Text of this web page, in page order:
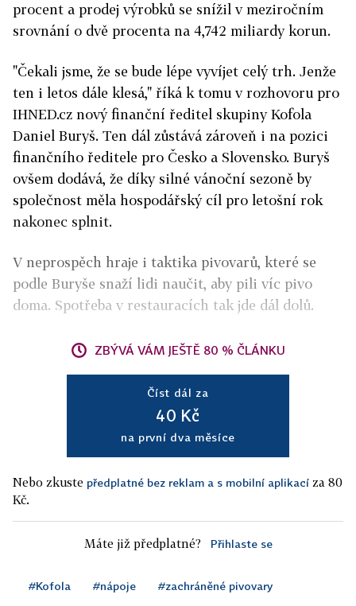
procent a prodej výrobků se snížil v meziročním
srovnání o dvě procenta na 4,742 miliardy korun.
"Čekali jsme, že se bude lépe vyvíjet celý trh. Jenže
ten i letos dále klesá," říká k tomu v rozhovoru pro
IHNED.cz nový finanční ředitel skupiny Kofola
Daniel Buryš. Ten dál zůstává zároveň i na pozici
finančního ředitele pro Česko a Slovensko. Buryš
ovšem dodává, že díky silné vánoční sezoně by
společnost měla hospodářský cíl pro letošní rok
nakonec splnit.
V neprospěch hraje i taktika pivovarů, které se
podle Buryše snaží lidi naučit, aby pili víc pivo
doma. Spotřeba v restauracích tak jde dál dolů.
ZBÝVÁ VÁM JEŠTĚ 80 % ČLÁNKU
Číst dál za
40 Kč
na první dva měsíce
Nebo zkuste předplatné bez reklam a s mobilní aplikací za 80
Kč.
Máte již předplatné? Přihlaste se
#Kofola #nápoje #zachráněné pivovary